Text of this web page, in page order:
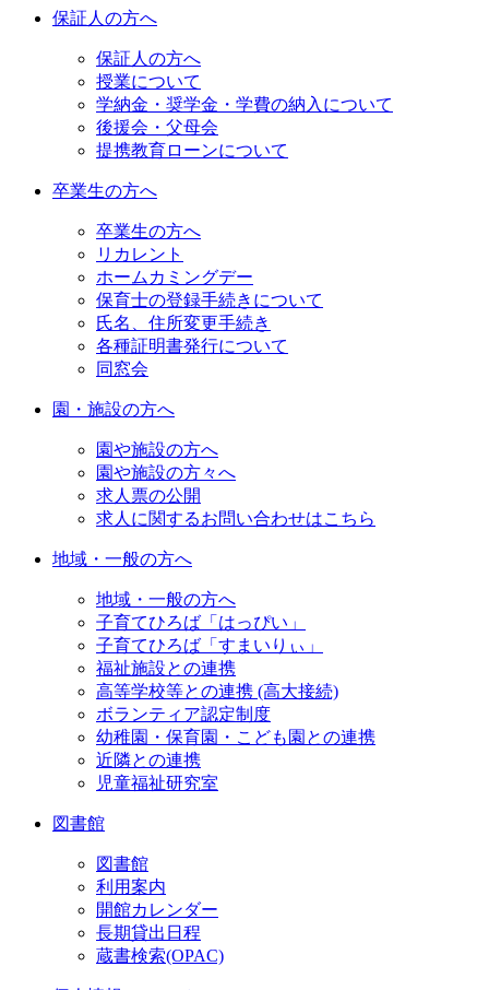
保証人の方へ
保証人の方へ
授業について
学納金・奨学金・学費の納入について
後援会・父母会
提携教育ローンについて
卒業生の方へ
卒業生の方へ
リカレント
ホームカミングデー
保育士の登録手続きについて
氏名、住所変更手続き
各種証明書発行について
同窓会
園・施設の方へ
園や施設の方へ
園や施設の方々へ
求人票の公開
求人に関するお問い合わせはこちら
地域・一般の方へ
地域・一般の方へ
子育てひろば「はっぴい」
子育てひろば「すまいりぃ」
福祉施設との連携
高等学校等との連携 (高大接続)
ボランティア認定制度
幼稚園・保育園・こども園との連携
近隣との連携
児童福祉研究室
図書館
図書館
利用案内
開館カレンダー
長期貸出日程
蔵書検索(OPAC)